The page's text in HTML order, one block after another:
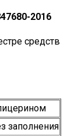
2016
средств
заполнения